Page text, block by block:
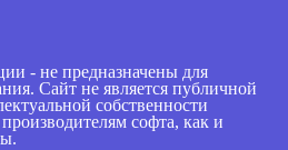
- не предназначены для
Сайт не является публичной
собственности
софта, как и